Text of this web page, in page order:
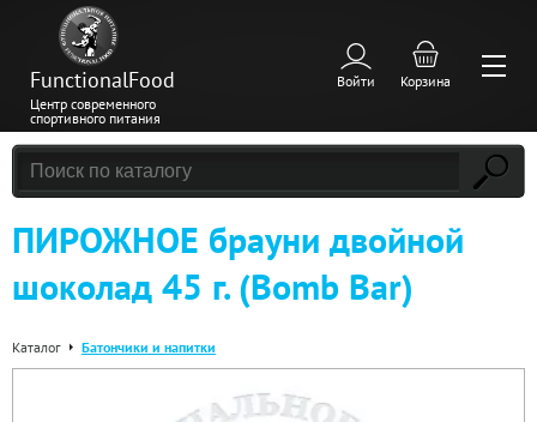
FunctionalFood
Центр современного
спортивного питания
Войти Корзина
ПИРОЖНОЕ брауни двойной
шоколад 45 г. (Bomb Bar)
Каталог Батончики и напитки